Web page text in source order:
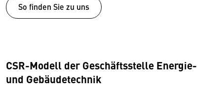
So finden Sie zu uns
CSR-Modell der Geschäftsstelle Energie-
und Gebäudetechnik